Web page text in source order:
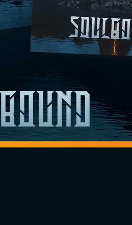
Zurück zur Startseite